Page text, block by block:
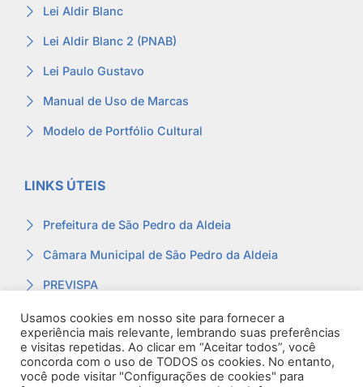
Lei Aldir Blanc
Lei Aldir Blanc 2 (PNAB)
Lei Paulo Gustavo
Manual de Uso de Marcas
Modelo de Portfólio Cultural
LINKS ÚTEIS
Prefeitura de São Pedro da Aldeia
Câmara Municipal de São Pedro da Aldeia
PREVISPA
Ouvidoria
Contracheque
Webmail
Usamos cookies em nosso site para fornecer a
experiência mais relevante, lembrando suas preferências
e visitas repetidas. Ao clicar em “Aceitar todos”, você
concorda com o uso de TODOS os cookies. No entanto,
você pode visitar "Configurações de cookies" para